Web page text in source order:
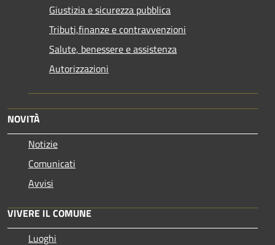
Giustizia e sicurezza pubblica
Tributi,finanze e contravvenzioni
Salute, benessere e assistenza
Autorizzazioni
NOVITÀ
Notizie
Comunicati
Avvisi
VIVERE IL COMUNE
Luoghi